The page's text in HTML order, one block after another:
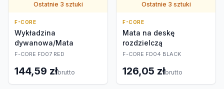
Ostatnie 3 sztuki
F-CORE
Wykładzina
dywanowa/Mata
F-CORE FD07 RED
144,59 złbrutto
Ostatnie 3 sztuki
F-CORE
Mata na deskę
rozdzielczą
F-CORE FD04 BLACK
126,05 złbrutto